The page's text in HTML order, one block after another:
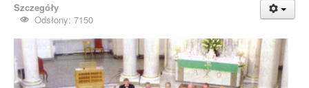
Szczegóły
Odsłony: 7150